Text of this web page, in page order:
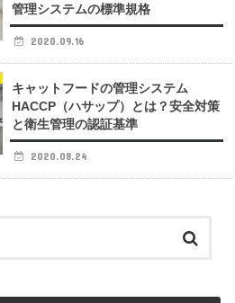
管理システムの標準規格
2020.09.16
キャットフードの管理システム
HACCP（ハサップ）とは？安全対策
と衛生管理の認証基準
2020.08.24